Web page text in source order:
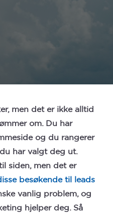
men det er ikke alltid
om. Du har
og du rangerer
har valgt deg ut.
siden, men det er
besøkende til leads
vanlig problem, og
hjelper deg. Så